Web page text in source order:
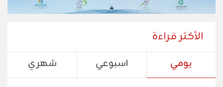
الأكثر قراءة
يومي اسبوعي شهري